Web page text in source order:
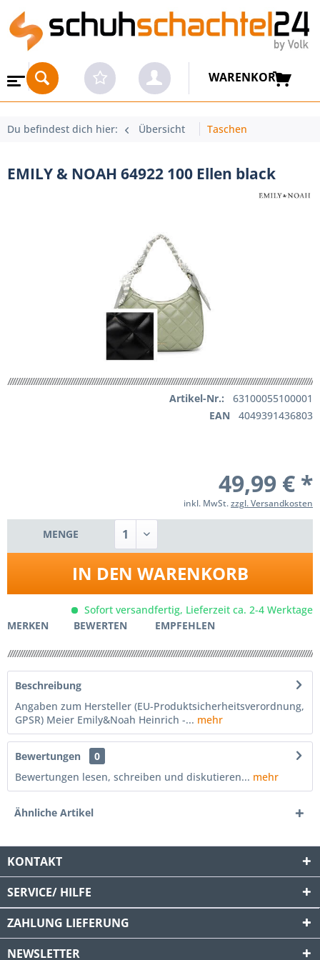
WARENKORB
Du befindest dich hier: Übersicht Taschen
EMILY & NOAH 64922 100 Ellen black
Artikel-Nr.:
63100055100001
EAN
4049391436803
49,99 € *
inkl. MwSt.zzgl. Versandkosten
MENGE
IN DEN WARENKORB
Sofort versandfertig, Lieferzeit ca. 2-4 Werktage
MERKEN
BEWERTEN EMPFEHLEN
Beschreibung
Angaben zum Hersteller (EU-Produktsicherheitsverordnung,
GPSR) Meier Emily&Noah Heinrich -... mehr
Bewertungen
0
Bewertungen lesen, schreiben und diskutieren... mehr
Ähnliche Artikel
KONTAKT
SERVICE/ HILFE
ZAHLUNG LIEFERUNG
NEWSLETTER